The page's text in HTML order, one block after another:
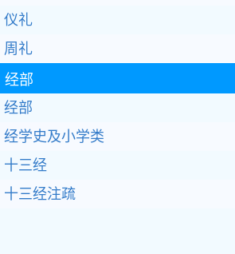
仪礼
周礼
经部
经部
经学史及小学类
十三经
十三经注疏